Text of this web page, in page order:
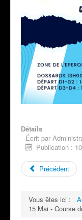
Détails
Écrit par
Publication :
Précédent
Vous êtes ici :
15 Mai - Course